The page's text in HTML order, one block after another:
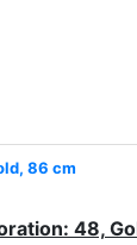
86 cm
48,